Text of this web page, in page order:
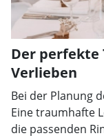
Der perfekte
Verlieben
Bei der Planung
Eine traumhafte
die passenden